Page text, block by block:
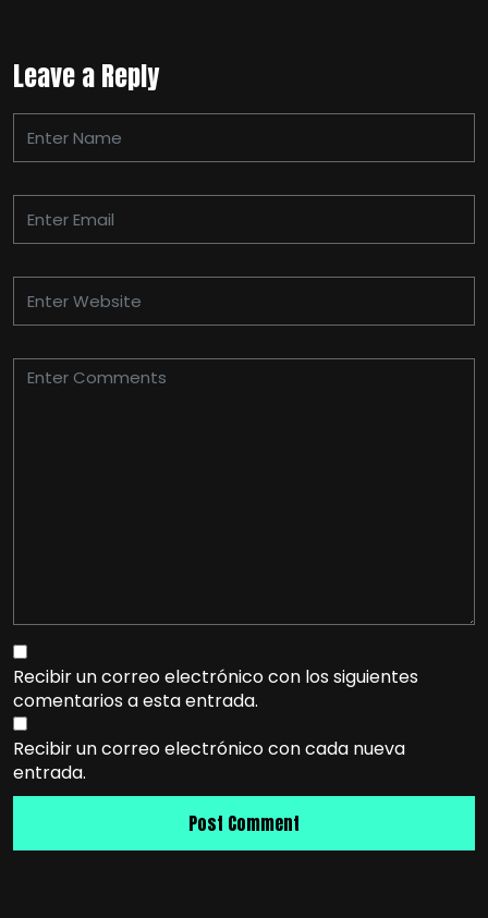
Leave a Reply
Recibir un correo electrónico con los siguientes
comentarios a esta entrada.
Recibir un correo electrónico con cada nueva
entrada.